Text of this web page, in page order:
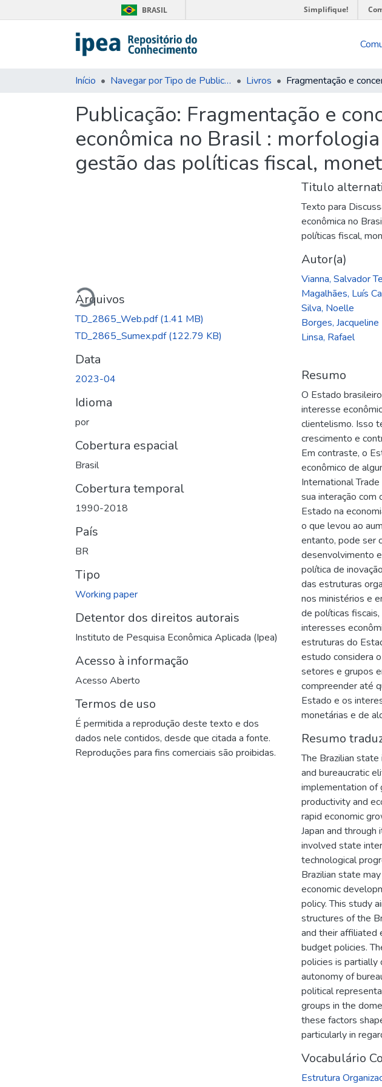
BRASIL Simplifique!
Início Navegar por Tipo de Publicação Livros
Publicação: Fragmentação e
econômica no Brasil :
gestão das políticas fiscal,
Carregando...
Arquivos
TD_2865_Web.pdf(1.41 MB)
TD_2865_Sumex.pdf(122.79 KB)
Data
2023-04
Idioma
por
Cobertura espacial
Brasil
Cobertura temporal
1990-2018
País
BR
Tipo
Working paper
Detentor dos direitos autorais
Instituto de Pesquisa Econômica Aplicada (Ipea)
Acesso à informação
Acesso Aberto
Termos de uso
É permitida a reprodução deste texto e dos
dados nele contidos, desde que citada a fonte.
Reproduções para fins comerciais são proibidas.
Titulo
Texto para
econômica no
políticas fiscal,
Autor(a)
Vianna, Salvador
Magalhães, Luís
Silva, Noelle
Borges, Jacqueline
Linsa, Rafael
Resumo
O Estado
interesse
clientelismo. Isso
crescimento e
Em contraste, o
econômico de
International
sua interação com
Estado na
o que levou ao
entanto, pode ser
desenvolvimento
política de
das estruturas
nos ministérios e
de políticas
interesses
estruturas do
estudo considera
setores e grupos
compreender até
Estado e os
monetárias e de
Resumo
The Brazilian
and bureaucratic
implementation of
productivity and
rapid economic
Japan and
involved state
technological
Brazilian state
economic
policy. This study
structures of the
and their affiliated
budget policies.
policies is
autonomy of
political
groups in the
these factors
particularly in
Vocabulário
Estrutura